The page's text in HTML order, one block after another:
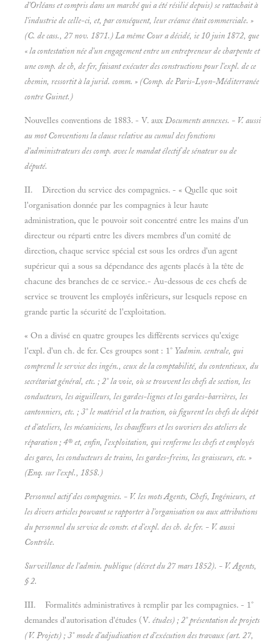
d'Orléans et compris dans un marché qui a été résilié depuis) se rattachait à
l'industrie de celle-ci, et, par conséquent, leur créance était commerciale. »
(C. de cass., 27 nov. 1871.) La même Cour a décidé, ie 10 juin 1872, que
« la contestation née d'un engagement entre un entrepreneur de charpente et
une comp. de ch, de fer, faisant exécuter des constructions pour l'expl. de ce
chemin, ressortit à la jurid. comm. » (Comp. deParis-Lyon-Méditerranée
contre Guinet.)
Nouvelles conventions de 1883. - V. aux Documents annexes. - V. aussi
au motConventions la clause relative au cumul des fonctions
d'administrateurs des comp. avec le mandat électif desénateur ou de
député.
II. Direction du service des compagnies. - « Quelle que soit
l'organisation donnée par les compagnies à leur haute
administration, que le pouvoir soit concentré entre les mains d'un
directeur ou réparti entre les divers membres d'un comité de
direction, chaque service spécial est sous les ordres d'un agent
supérieur qui a sous sa dépendance des agents placés à la tête de
chacune des branches de ce service.- Au-dessous de ces chefs de
service se trouvent les employés inférieurs, sur lesquels repose en
grande partie la sécurité de l'exploitation.
« On a divisé en quatre groupes les différents services qu'exige
l'expl. d'un ch. de fer. Ces groupes sont : 1° Yadmin. centrale, qui
comprend le service des ingén., ceux de la comptabilité, du contentieux, du
secrétariat général, etc. ; 2° lavoie, où se trouvent les chefs de section, les
conducteurs, les aiguilleurs, les gardes-lignes et les gardes-barrières, les
cantonniers, etc. ; 3° le matériel et latraction, où figurent les chefs de dépôt
et d'ateliers, les mécaniciens, les chauffeurs et les ouvriers des ateliers de
réparation ; 4® et, enfin, l'exploitation, qui renferme les chefs et employés
des gares, les conducteurs de trains, les gardes-freins, les graisseurs, etc. »
(Enq. sur l'expl., 1858.)
Personnel actif des compagnies. - V. les motsAgents, Chefs, Ingénieurs, et
les divers articles pouvant se rapporter à l'organisation ou aux attributions
du personnel du service de constr. et d'expl. des ch. de fer. - V. aussi
Contrôle.
Surveillance de l'admin. publique (décret du 27 mars 1852). - V.Agents,
§ 2.
III. Formalités administratives à remplir par les compagnies. - 1°
demandes d'autorisation d'études (V. études) ; 2° présentation de projets
(V.Projets) ; 3° mode d'adjudication et d'exécution des travaux (art. 27,